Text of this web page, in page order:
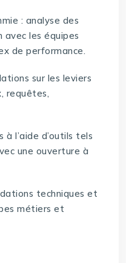
: analyse des
avec les équipes
de performance.
sur les leviers
requêtes,
l’aide d’outils tels
une ouverture à
techniques et
métiers et